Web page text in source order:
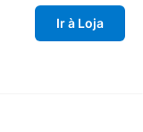
Ir à Loja